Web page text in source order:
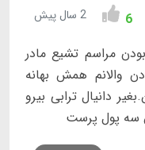
6 2 سال پیش
مراسم تشیع مادر
والانم همش بهانه
دانیال ترابی بیرو
سه پول پرست